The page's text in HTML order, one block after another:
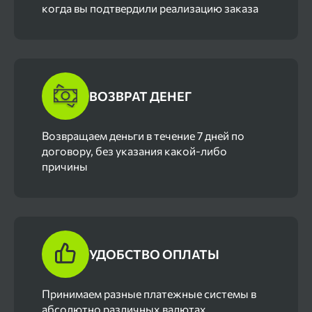
когда вы подтвердили реализацию заказа
ВОЗВРАТ ДЕНЕГ
Возвращаем деньги в течение 7 дней по
договору, без указания какой-либо
причины
УДОБСТВО ОПЛАТЫ
Принимаем разные платежные системы в
абсолютно различных валютах